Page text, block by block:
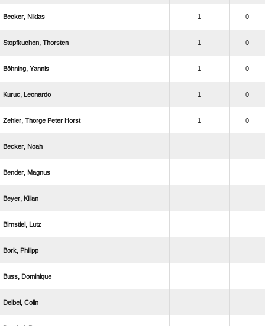
  1 0
  1 0
  1 0
  1 0
    1 0
 
 
 
 
 
 
 